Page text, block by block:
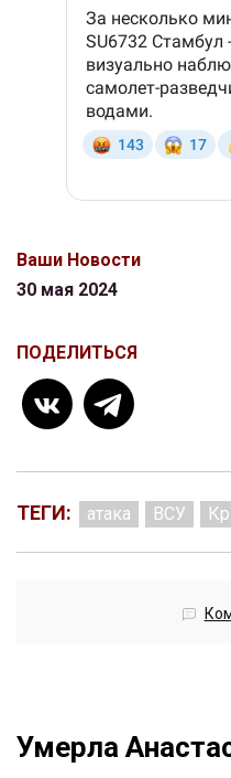
Ваши Новости
30 мая 2024
ПОДЕЛИТЬСЯ
ТЕГИ: атака ВСУ
Умерла